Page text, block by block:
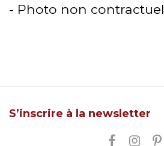
- Photo non contractuel
S’inscrire à la newsletter